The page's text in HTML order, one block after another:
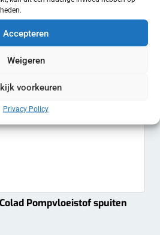
Accepteren
Weigeren
voorkeuren
Privacy Policy
Pompvloeistof spuiten